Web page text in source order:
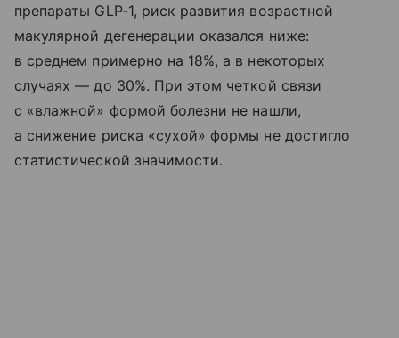
препараты GLP‑1, риск развития возрастной
макулярной дегенерации оказался ниже:
в среднем примерно на 18%, а в некоторых
случаях — до 30%. При этом четкой связи
с «влажной» формой болезни не нашли,
а снижение риска «сухой» формы не достигло
статистической значимости.